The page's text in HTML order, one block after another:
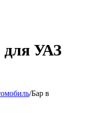
для УАЗ
/Бар в